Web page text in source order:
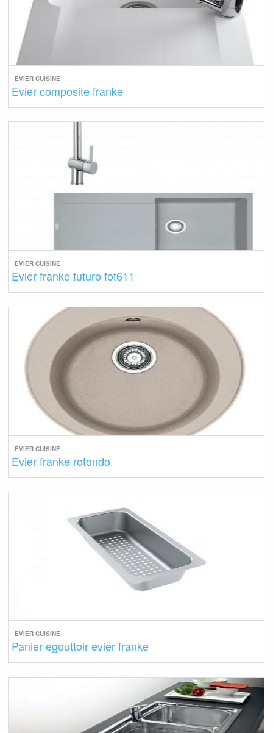
EVIER CUISINE
Evier composite franke
EVIER CUISINE
Evier franke futuro fot611
EVIER CUISINE
Evier franke rotondo
EVIER CUISINE
Panier egouttoir evier franke